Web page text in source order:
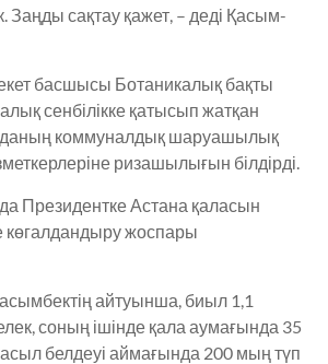
Заңды сақтау қажет, – деді Қасым-
басшысы Ботаникалық бақты
сенбілікке қатысып жатқан
коммуналдық шаруашылық
ризашылығын білдірді.
Президентке Астана қаласын
көгалдандыру жоспары
айтуынша, биыл 1,1
соның ішінде қала аумағында 35
белдеуі аймағында 200 мың түп